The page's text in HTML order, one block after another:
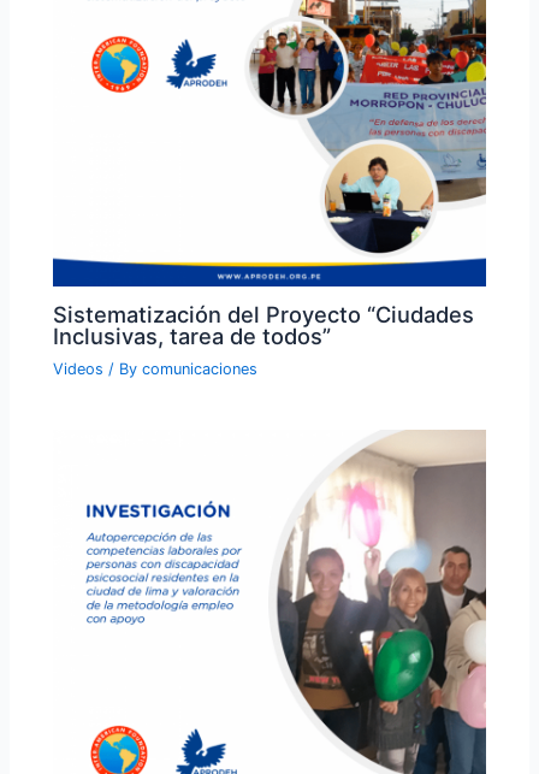
Sistematización del Proyecto “Ciudades
Inclusivas, tarea de todos”
Videos / Bycomunicaciones